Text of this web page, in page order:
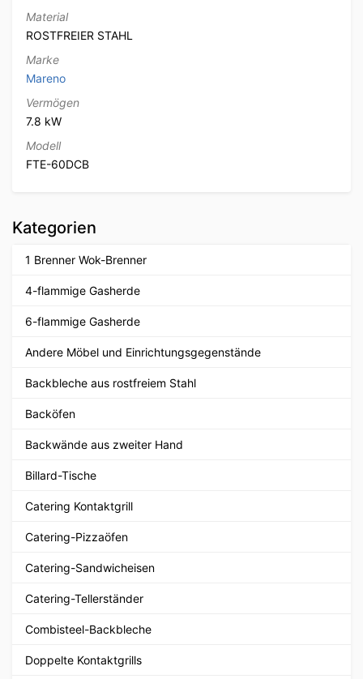
Material
ROSTFREIER STAHL
Marke
Mareno
Vermögen
7.8 kW
Modell
FTE-60DCB
Kategorien
1 Brenner Wok-Brenner
4-flammige Gasherde
6-flammige Gasherde
Andere Möbel und Einrichtungsgegenstände
Backbleche aus rostfreiem Stahl
Backöfen
Backwände aus zweiter Hand
Billard-Tische
Catering Kontaktgrill
Catering-Pizzaöfen
Catering-Sandwicheisen
Catering-Tellerständer
Combisteel-Backbleche
Doppelte Kontaktgrills